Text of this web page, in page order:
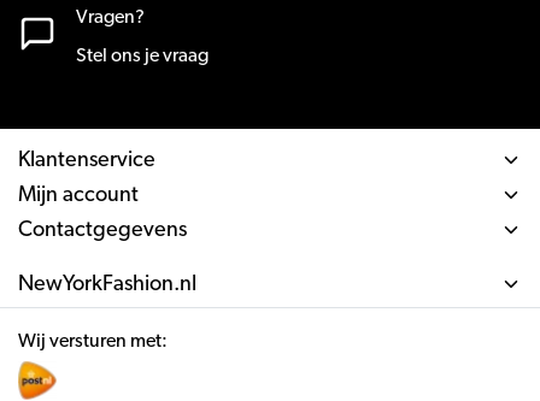
Vragen?
Stel ons je vraag
Klantenservice
Mijn account
Contactgegevens
NewYorkFashion.nl
Wij versturen met: